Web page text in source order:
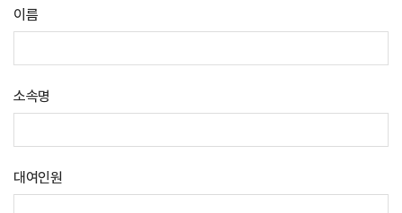
이름
소속명
대여인원